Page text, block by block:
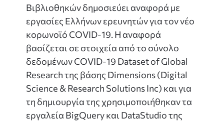
Βιβλιοθηκών δημοσιεύει αναφορά με
εργασίες Ελλήνων ερευνητών για τον νέο
κορωνοϊό COVID-19. Η αναφορά
βασίζεται σε στοιχεία από το σύνολο
δεδομένων COVID-19 Dataset of Global
Research της βάσης Dimensions (Digital
Science & Research Solutions Inc) και για
τη δημιουργία της χρησιμοποιήθηκαν τα
εργαλεία BigQuery και DataStudio της